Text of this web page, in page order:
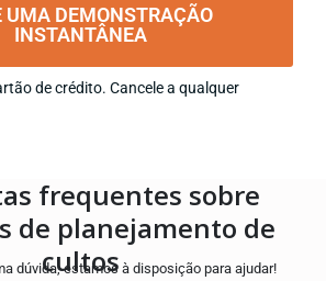
UMA DEMONSTRAÇÃO
INSTANTÂNEA
de crédito. Cancele a qualquer
frequentes sobre
de planejamento de
cultos
dúvida, estamos à disposição para ajudar!